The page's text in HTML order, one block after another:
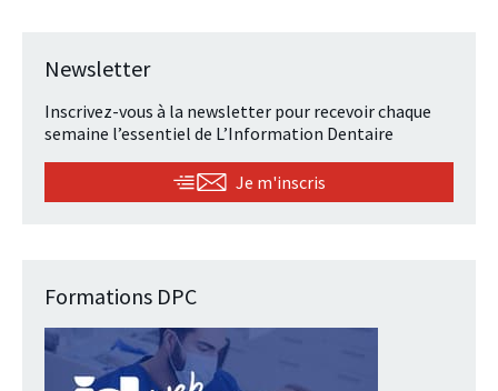
Newsletter
Inscrivez-vous à la newsletter pour recevoir chaque
semaine l’essentiel de L’Information Dentaire
Je m'inscris
Formations DPC